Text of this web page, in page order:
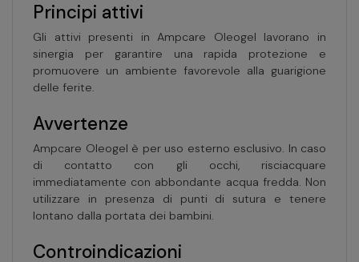
Principi attivi
Gli attivi presenti in Ampcare Oleogel lavorano in
sinergia per garantire una rapida protezione e
promuovere un ambiente favorevole alla guarigione
delle ferite.
Avvertenze
Ampcare Oleogel è per uso esterno esclusivo. In caso
di contatto con gli occhi, risciacquare
immediatamente con abbondante acqua fredda. Non
utilizzare in presenza di punti di sutura e tenere
lontano dalla portata dei bambini.
Controindicazioni